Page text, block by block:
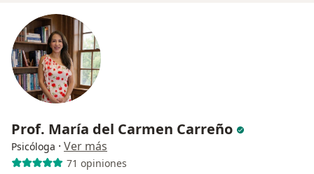
Prof. María del Carmen Carreño
Psicóloga · Ver más
71 opiniones